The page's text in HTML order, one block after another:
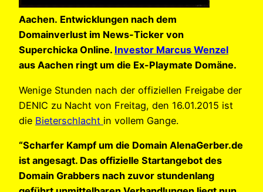
Aachen. Entwicklungen nach dem
Domainverlust im News-Ticker von
Superchicka Online. Investor Marcus Wenzel
aus Aachen ringt um die Ex-Playmate Domäne.
Wenige Stunden nach der offiziellen Freigabe der
DENIC zu Nacht von Freitag, den 16.01.2015 ist
die Bieterschlacht in vollem Gange.
“Scharfer Kampf um die Domain AlenaGerber.de
ist angesagt. Das offizielle Startangebot des
Domain Grabbers nach zuvor stundenlang